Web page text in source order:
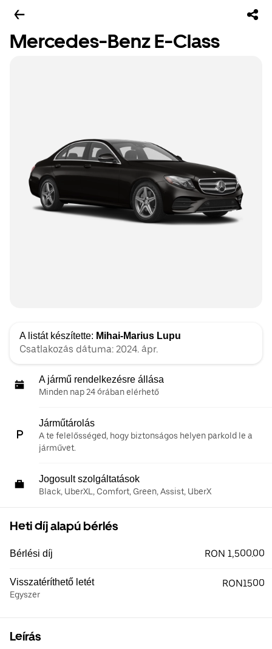
Mercedes-Benz E-Class
A listát készítette: Mihai-Marius Lupu
Csatlakozás dátuma: 2024. ápr.
A jármű rendelkezésre állása
Minden nap 24 órában elérhető
Járműtárolás
A te felelősséged, hogy biztonságos helyen parkold le a
járművet.
Jogosult szolgáltatások
Black, UberXL, Comfort, Green, Assist, UberX
Heti díj alapú bérlés
Bérlési díj RON 1,500.00
Visszatéríthető letét
Egyszer
RON1500
Leírás